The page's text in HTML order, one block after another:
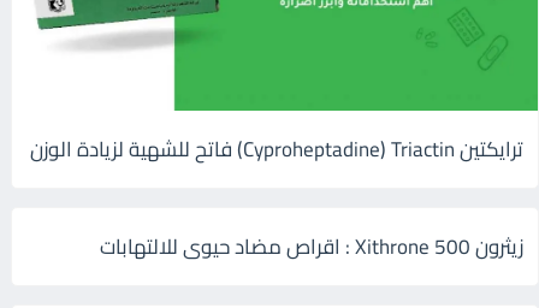
ترايكتين Cyproheptadine) Triactin) فاتح للشهية لزيادة الوزن
زيثرون 500 Xithrone : اقراص مضاد حيوى للالتهابات